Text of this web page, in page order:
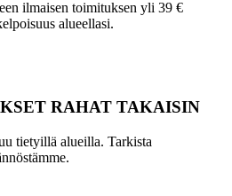
ilmaisen toimituksen yli 39 €
alueellasi.
RAHAT TAKAISIN
tietyillä alueilla. Tarkista